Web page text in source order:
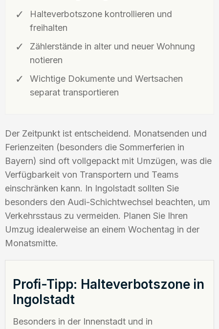
Halteverbotszone kontrollieren und
freihalten
Zählerstände in alter und neuer Wohnung
notieren
Wichtige Dokumente und Wertsachen
separat transportieren
Der Zeitpunkt ist entscheidend. Monatsenden und
Ferienzeiten (besonders die Sommerferien in
Bayern) sind oft vollgepackt mit Umzügen, was die
Verfügbarkeit von Transportern und Teams
einschränken kann. In Ingolstadt sollten Sie
besonders den Audi-Schichtwechsel beachten, um
Verkehrsstaus zu vermeiden. Planen Sie Ihren
Umzug idealerweise an einem Wochentag in der
Monatsmitte.
Profi-Tipp: Halteverbotszone in
Ingolstadt
Besonders in der Innenstadt und in